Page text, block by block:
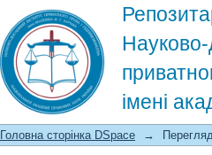
Науково-
імені
Перегляд по
Головна сторінка DSpace →